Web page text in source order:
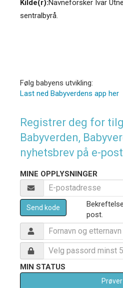
Kilde(r):Navneforsker Ivar
sentralbyrå.
Følg babyens utvikling:
Last ned Babyverdens app her
Registrer deg for
Babyverden,
nyhetsbrev på e-
MINE OPPLYSNINGER
Send kode
post.
MIN STATUS
Prøver